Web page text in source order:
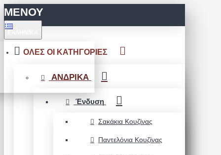
ΜΕΝΟΥ
ΟΛΕΣ ΟΙ ΚΑΤΗΓΟΡΙΕΣ
ΑΝΔΡΙΚΑ
Ένδυση
Σακάκια Κουζίνας
Παντελόνια Κουζίνας